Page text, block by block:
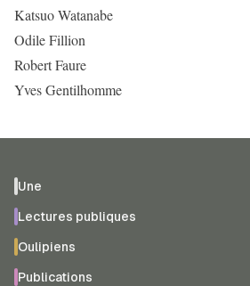
Katsuo Watanabe
Odile Fillion
Robert Faure
Yves Gentilhomme
Une
Lectures publiques
Oulipiens
Publications